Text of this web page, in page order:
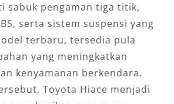
sabuk pengaman tiga titik,
serta sistem suspensi yang
terbaru, tersedia pula
yang meningkatkan
kenyamanan berkendara.
Toyota Hiace menjadi